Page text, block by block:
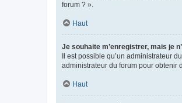
forum ? ».
Haut
Je souhaite m’enregistrer, mais je
Il est possible qu’un administrateur
administrateur du forum pour obtenir
Haut